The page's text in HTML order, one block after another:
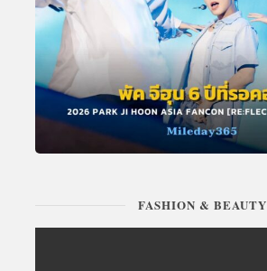
FASHION & BEAUTY